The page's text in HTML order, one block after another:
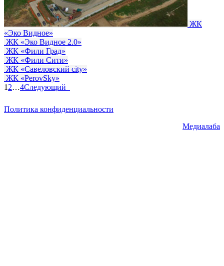
ЖК
«Эко Видное»
ЖК «Эко Видное 2.0»
ЖК «Фили Град»
ЖК «Фили Сити»
ЖК «Савеловский city»
ЖК «PerovSky»
1 2…4Следующий
Политика конфиденциальности
Медиалаба